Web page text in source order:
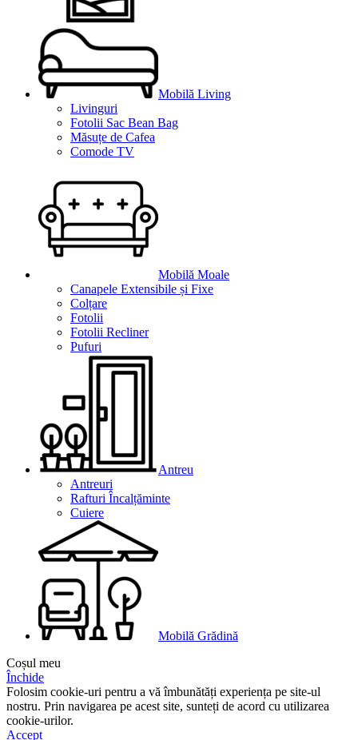
Mobilă Living
Livinguri
Fotolii Sac Bean Bag
Măsuțe de Cafea
Comode TV
Mobilă Moale
Canapele Extensibile și Fixe
Colțare
Fotolii
Fotolii Recliner
Pufuri
Antreu
Antreuri
Rafturi Încalțăminte
Cuiere
Mobilă Grădină
Coșul meu
Închide
Folosim cookie-uri pentru a vă îmbunătăți experiența pe site-ul
nostru. Prin navigarea pe acest site, sunteți de acord cu utilizarea
cookie-urilor.
Accept